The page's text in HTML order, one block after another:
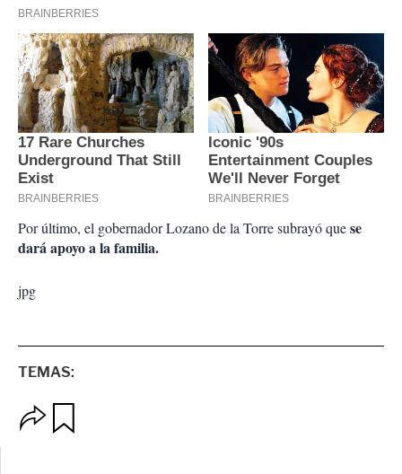
Por último, el gobernador Lozano de la Torre subrayó quese
dará apoyo a la familia.
jpg
TEMAS:
p